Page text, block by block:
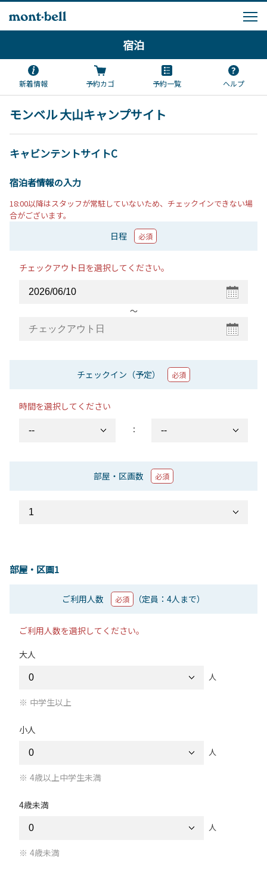
宿泊
新着情報 予約カゴ 予約一覧 ヘルプ
モンベル 大山キャンプサイト
キャビンテントサイトC
宿泊者情報の入力
18:00以降はスタッフが常駐していないため、チェックインできない場
合がございます。
日程 必須
チェックアウト日を選択してください。
〜
チェックイン（予定） 必須
時間を選択してください
：
部屋・区画数 必須
部屋・区画1
ご利用人数 必須 （定員：4人まで）
ご利用人数を選択してください。
大人
人
中学生以上
小人
人
4歳以上中学生未満
4歳未満
人
4歳未満